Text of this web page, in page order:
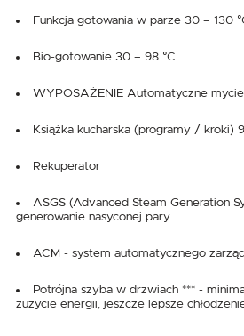
Funkcja gotowania w parze 30 – 130
Bio-gotowanie 30 – 98 °C
WYPOSAŻENIE Automatyczne mycie
Książka kucharska (programy / kroki)
Rekuperator
ASGS (Advanced Steam Generation
generowanie nasyconej pary
ACM - system automatycznego
Potrójna szyba w drzwiach *** -
zużycie energii, jeszcze lepsze